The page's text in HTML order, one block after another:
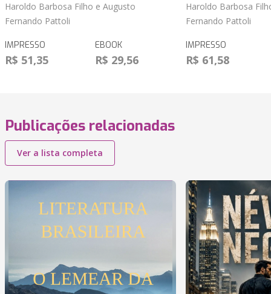
Haroldo Barbosa Filho e Augusto
Fernando Pattoli
IMPRESSO
R$ 51,35
EBOOK
R$ 29,56
Haroldo Barbosa
Fernando Pattoli
IMPRESSO
R$ 61,58
Publicações relacionadas
Ver a lista completa